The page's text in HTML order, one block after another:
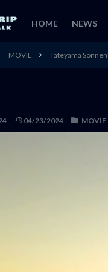
HOME NEWS
MOVIE Tateyama
04/23/2024 MOVIE